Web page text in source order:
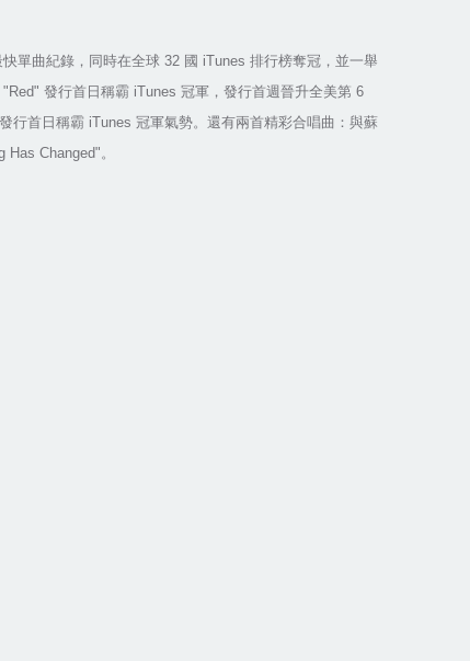
單曲紀錄，同時在全球 32 國 iTunes 排行榜奪冠，並一舉
"Red" 發行首日稱霸 iTunes 冠軍，發行首週晉升全美第 6
發行首日稱霸 iTunes 冠軍氣勢。還有兩首精彩合唱曲：與蘇
Has Changed"。